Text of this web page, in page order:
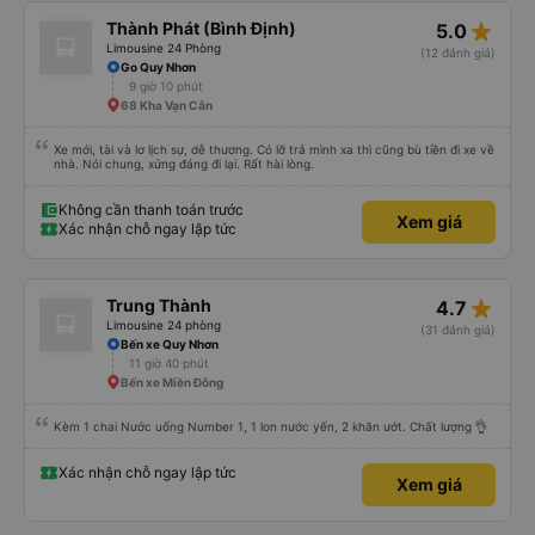
Thành Phát (Bình Định)
Limousine 24 Phòng
5.0 star_rate
(12 đánh giá)
Go Quy Nhơn
9 giờ 10 phút
68 Kha Vạn Cân
Xe mới, tài và lơ lịch sự, dễ thương. Có lỡ trả mình xa thì cũng bù tiền đi xe về
nhà. Nói chung, xứng đáng đi lại. Rất hài lòng.
Không cần thanh toán trước
Xác nhận chỗ ngay lập tức
Xem giá
Trung Thành
Limousine 24 phòng
4.7 star_rate
(31 đánh giá)
Bến xe Quy Nhơn
11 giờ 40 phút
Bến xe Miền Đông
Kèm 1 chai Nước uống Number 1, 1 lon nước yến, 2 khăn ướt. Chất lượng 👌
Xác nhận chỗ ngay lập tức
Xem giá